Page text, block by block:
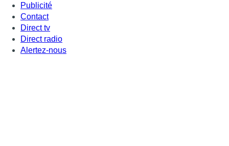
Publicité
Contact
Direct tv
Direct radio
Alertez-nous